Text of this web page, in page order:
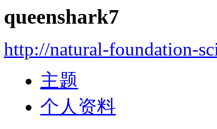
queenshark7
http://natural-foundation-
主题
个人资料